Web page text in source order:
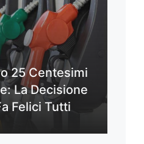
25 Centesimi
La Decisione
Felici Tutti